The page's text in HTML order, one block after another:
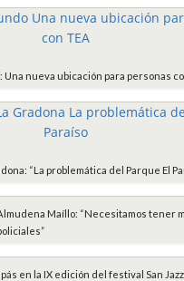
Una nueva ubicación para personas
“La problemática del Parque El
Maíllo: “Necesitamos tener
en la IX edición del festival San Jazz